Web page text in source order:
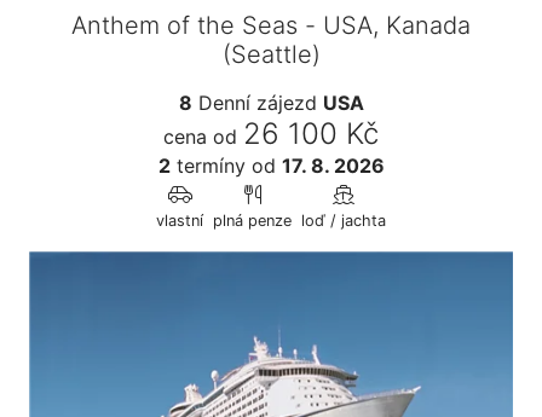
Anthem of the Seas - USA, Kanada
(Seattle)
8 Denní zájezd USA
cena od 26 100 Kč
2termínyod 17. 8. 2026
vlastní plná penze loď / jachta